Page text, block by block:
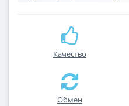
Качество
Обмен